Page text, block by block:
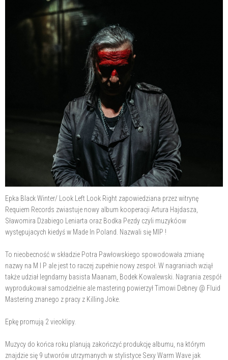
Epka Black Winter/ Look Left Look Right zapowiedziana przez witrynę
Requiem Records zwiastuje nowy album kooperacji Artura Hajdasza,
Sławomira Dżabiego Leniarta oraz Bodka Pezdy czyli muzykóow
występujacych kiedyś w Made In Poland. Nazwali się MIP !
To nieobecność w składzie Potra Pawłowskiego spowodowała zmianę
nazwy na M I P ale jest to raczej zupełnie nowy zespoł. W nagraniach wziął
także udział legndarny basista Maanam, Bodek Kowalewski. Nagrania zespół
wyprodukował samodzielnie ale mastering powierzył Timowi Debney @ Fluid
Mastering znanego z pracy z Killing Joke.
Epkę promują 2 vieoklipy.
Muzycy do końca roku planują zakończyć produkcję albumu, na którym
znajdzie się 9 utworów utrzymanych w stylistyce Sexy Warm Wave jak